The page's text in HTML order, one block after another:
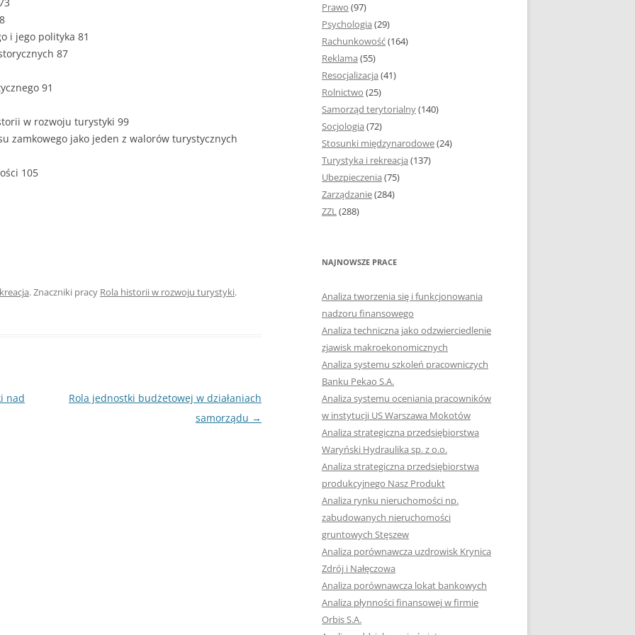
ROZDZIAŁY I PODROZDZIAŁY
ZAKOŃCZENIE PRACY
DYPLOMOWEJ
BIBLIOGRAFIA
SPIS RYSUNKÓW, TABEL I
ZAŁĄCZNIKÓW
TABELE, RYSUNKI ORAZ WYKRESY
KSIĄŻKI, KTÓRE POMOGĄ CI
NAPISAĆ PRACĘ DYPLOMOWĄ
JAK PRZYGOTOWAĆ SIĘ DO
USTNEGO EGZAMINU
DYPLOMOWEGO?
HIPOTEZY W PRACACH
DYPLOMOWYCH
JAK PRZYGOTOWAĆ SIĘ DO
OBRONY PRACY DYPLOMOWEJ
i jego polityka 81
87
91
w rozwoju turystyki 99
zamkowego jako jeden z walorów turystycznych
105
. Znaczniki pracy Rola historii w rozwoju turystyki.
nad
Rola jednostki budżetowej w działaniach
samorządu →
Prawo (97)
Psychologia (29)
Rachunkowość(164)
Reklama (55)
Resocjalizacja (41)
Rolnictwo (25)
Samorząd terytorialny(140)
Socjologia (72)
Stosunki międzynarodowe(24)
Turystyka i rekreacja (137)
Ubezpieczenia (75)
Zarządzanie(284)
ZZL(288)
NAJNOWSZE PRACE
Analiza tworzenia się i funkcjonowania
nadzoru finansowego
Analiza techniczna jako odzwierciedlenie
zjawisk makroekonomicznych
Analiza systemu szkoleń pracowniczych
Banku Pekao S.A.
Analiza systemu oceniania pracowników
w instytucji US Warszawa Mokotów
Analiza strategiczna przedsiębiorstwa
Waryński Hydraulika sp. z o.o.
Analiza strategiczna przedsiębiorstwa
produkcyjnego Nasz Produkt
Analiza rynku nieruchomości np.
zabudowanych nieruchomości
gruntowych Stęszew
Analiza porównawcza uzdrowisk Krynica
Zdrój i Nałęczowa
Analiza porównawcza lokat bankowych
Analiza płynności finansowej w firmie
Orbis S.A.